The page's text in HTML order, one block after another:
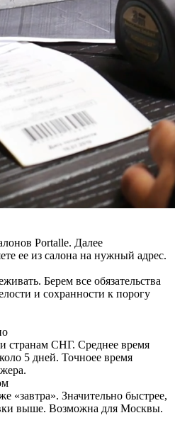
Portalle. Далее
ее из салона на нужный адрес.
Берем все обязательства
и сохранности к порогу
странам СНГ. Среднее время
5 дней. Точноее время
«завтра». Значительно быстрее,
выше. Возможна для Москвы.